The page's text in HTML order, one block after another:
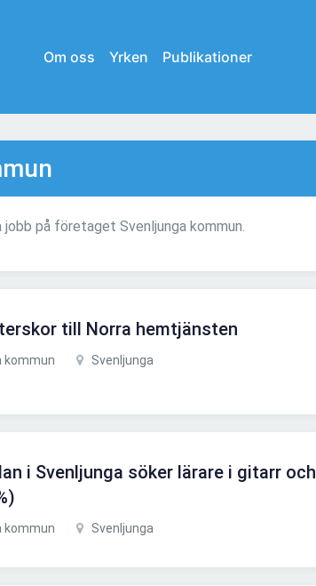
Om oss Yrken Publikationer
på företaget Svenljunga kommun.
till Norra hemtjänsten
kommun Svenljunga
i Svenljunga söker lärare i gitarr och
kommun Svenljunga